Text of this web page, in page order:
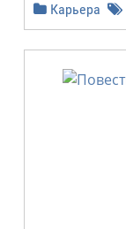
Карьера